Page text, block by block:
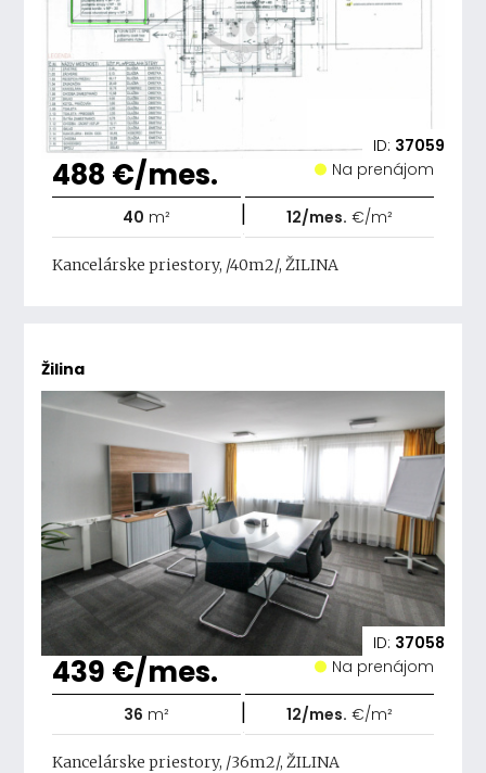
ID: 37059
488 €/mes. Na prenájom
40 m² | 12/mes. €/m²
Kancelárske priestory, /40m2/, ŽILINA
Žilina
ID: 37058
439 €/mes. Na prenájom
36 m² | 12/mes. €/m²
Kancelárske priestory, /36m2/, ŽILINA